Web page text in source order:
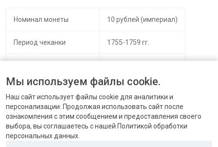
Номинал монеты 10 рублей (империал)
Период чеканки 1755-1759 гг.
Монетные дворы
Мы используем файлы cookie.
Наш сайт использует файлы cookie для аналитики и
персонализации. Продолжая использовать сайт после
ознакомления с этим сообщением и предоставления своего
выбора, вы соглашаетесь с нашей Политикой обработки
персональных данных.